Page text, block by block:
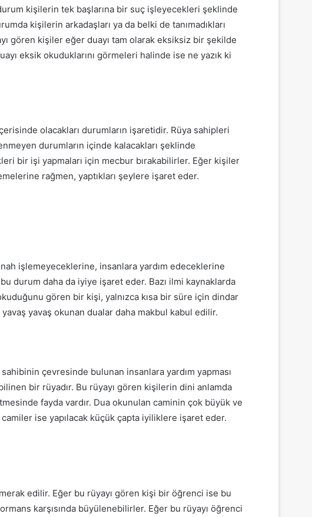
kişilerin tek başlarına bir suç işleyecekleri şeklinde
kişilerin arkadaşları ya da belki de tanımadıkları
gören kişiler eğer duayı tam olarak eksiksiz bir şekilde
eksik okuduklarını görmeleri halinde ise ne yazık ki
olacakları durumların işaretidir. Rüya sahipleri
durumların içinde kalacakları şeklinde
bir işi yapmaları için mecbur bırakabilirler. Eğer kişiler
rağmen, yaptıkları şeylere işaret eder.
işlemeyeceklerine, insanlara yardım edeceklerine
durum daha da iyiye işaret eder. Bazı ilmi kaynaklarda
gören bir kişi, yalnızca kısa bir süre için dindar
yavaş okunan dualar daha makbul kabul edilir.
çevresinde bulunan insanlara yardım yapması
bir rüyadır. Bu rüyayı gören kişilerin dini anlamda
fayda vardır. Dua okunulan caminin çok büyük ve
ise yapılacak küçük çapta iyiliklere işaret eder.
edilir. Eğer bu rüyayı gören kişi bir öğrenci ise bu
karşısında büyülenebilirler. Eğer bu rüyayı öğrenci